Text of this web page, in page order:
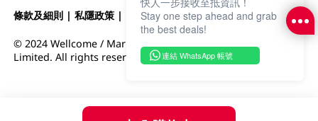
條款及細則 |私隱政策 | DFI零售集團
© 2024 Wellcome / Market Place. The Dairy Farm Company
Limited. All rights reserved.
Stay one step ahead and grab
the best deals!
連結 WhatsApp 帳號